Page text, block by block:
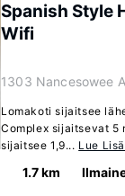
Spanish Style
Wifi
1303 Nancesowee
Lomakoti sijaitsee
Complex sijaitsevat 5
sijaitsee 1,9... Lue
1.7 km